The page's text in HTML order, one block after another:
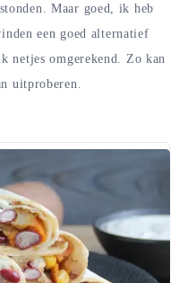
Maar goed, ik heb
een goed alternatief
netjes omgerekend. Zo kan
uitproberen.